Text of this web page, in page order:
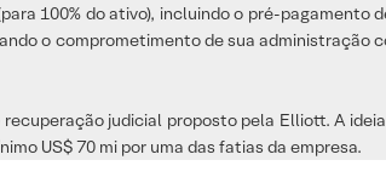
100% do ativo), incluindo o pré-pagamento
o comprometimento de sua administração
judicial proposto pela Elliott. A
US$ 70 mi por uma das fatias da empresa.